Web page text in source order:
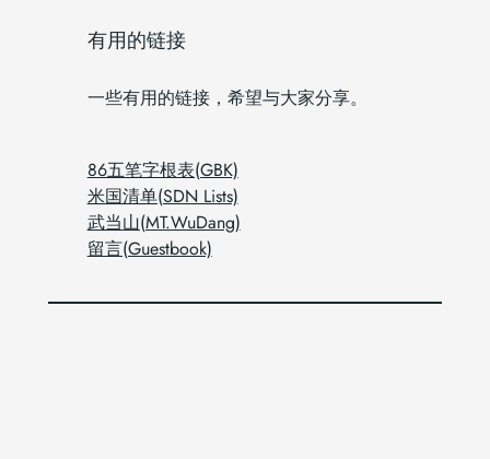
有用的链接
一些有用的链接，希望与大家分享。
86五笔字根表(GBK)
米国清单(SDN Lists)
武当山(MT.WuDang)
留言(Guestbook)